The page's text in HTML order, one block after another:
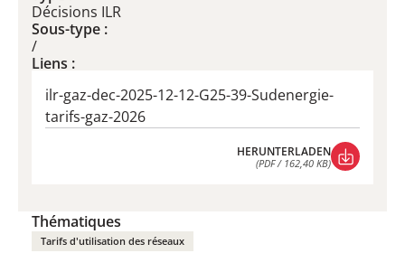
Décisions ILR
Sous-type :
/
Liens :
ilr-gaz-dec-2025-12-12-G25-39-Sudenergie-
tarifs-gaz-2026
HERUNTERLADEN
(PDF / 162,40 KB)
Thématiques
Tarifs d'utilisation des réseaux